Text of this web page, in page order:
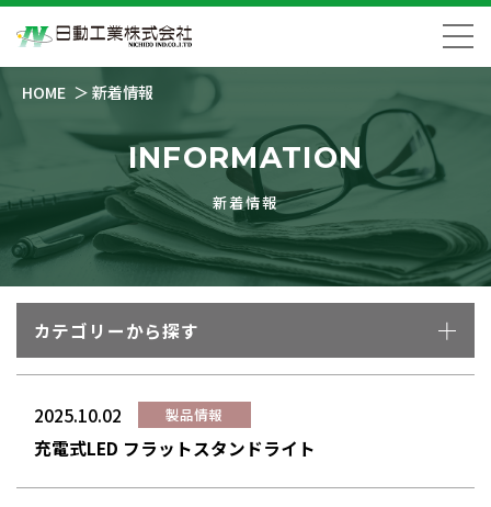
HOME 新着情報
INFORMATION
新着情報
カテゴリーから探す
2025.10.02 製品情報
充電式LED フラットスタンドライト